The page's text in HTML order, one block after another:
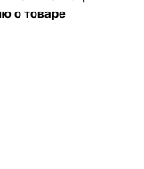
о товаре